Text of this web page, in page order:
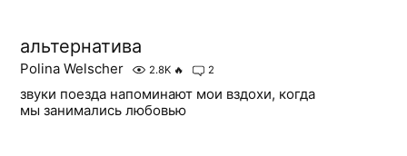
альтернатива
Polina Welscher 2.8K 🔥 2
звуки поезда напоминают мои вздохи, когда
мы занимались любовью